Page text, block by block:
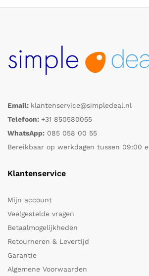
Email: klantenservice@simpledeal.nl
Telefoon: +31 850580055
WhatsApp: 085 058 00 55
Bereikbaar op werkdagen tussen 09:00
Klantenservice
Mijn account
Veelgestelde vragen
Betaalmogelijkheden
Retourneren & Levertijd
Garantie
Algemene Voorwaarden